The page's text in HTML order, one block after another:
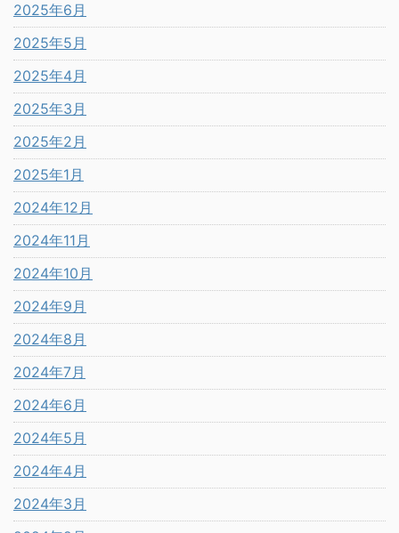
2025年6月
2025年5月
2025年4月
2025年3月
2025年2月
2025年1月
2024年12月
2024年11月
2024年10月
2024年9月
2024年8月
2024年7月
2024年6月
2024年5月
2024年4月
2024年3月